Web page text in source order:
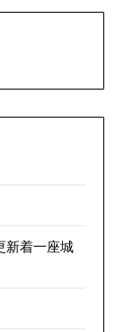
新着一座城